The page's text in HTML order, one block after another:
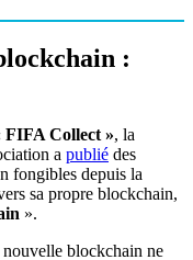
:
FIFA Collect », la
a publié des
fongibles depuis la
sa propre blockchain,
».
blockchain ne